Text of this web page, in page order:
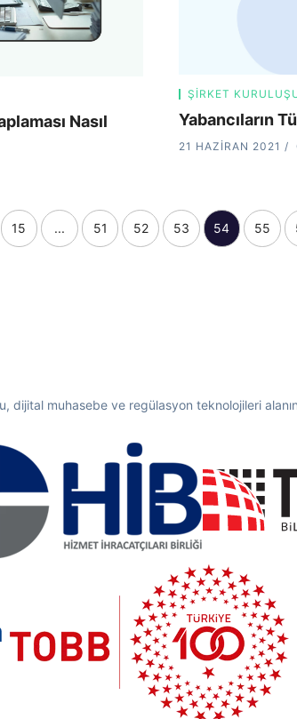
Nasıl
ŞIRKET
Yabancıların
21 HAZIRAN 2021
15 ... 51 52 53 54 55
dijital muhasebe ve regülasyon teknolojileri